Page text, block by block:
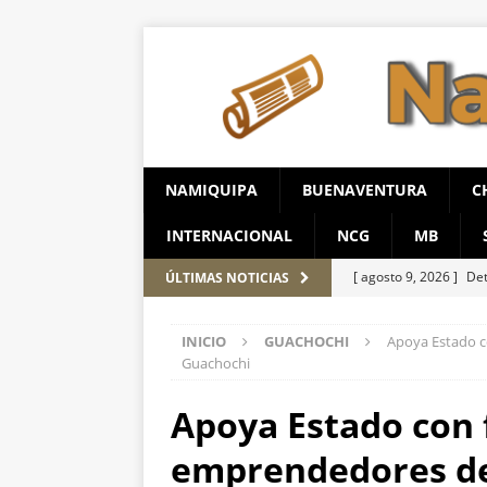
NAMIQUIPA BUENAVENTURA
INTERNACIONAL NCG MB
ÚLTIMAS NOTICIAS [ agosto 9, 2026 ]
ESTATAL
municipales
[ agosto 8, 2026 ]
INICIO GUACHOCHI
Apoya Estado
Guachochi
Apoya Estado
emprendedores